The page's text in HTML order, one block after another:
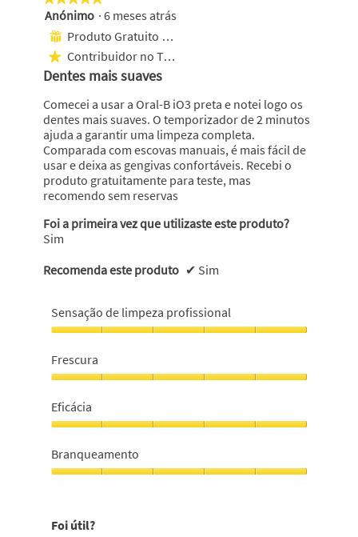
5
em
estrelas.
Anónimo · 6 meses atrás
⊞ Produto Gratuito Recebido
★ Contribuidor no Top 1000
Dentes mais suaves
Comecei a usar a Oral-B iO3 preta e notei logo os
dentes mais suaves. O temporizador de 2 minutos
ajuda a garantir uma limpeza completa.
Comparada com escovas manuais, é mais fácil de
usar e deixa as gengivas confortáveis. Recebi o
produto gratuitamente para teste, mas
recomendo sem reservas
Foi a primeira vez que utilizaste este produto?
Sim
Recomenda este produto ✔ Sim
Sensação de limpeza profissional
de
limpeza
5
em
5
Frescura
5
em
Eficácia
5
em
Branqueamento
5
Foi útil?